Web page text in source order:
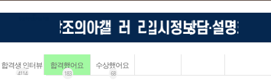
합격생 인터뷰
4114
합격했어요
183
수상했어요
68